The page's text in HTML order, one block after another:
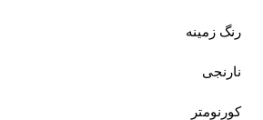
رنگ زمینه
نارنجی
کورنومتر